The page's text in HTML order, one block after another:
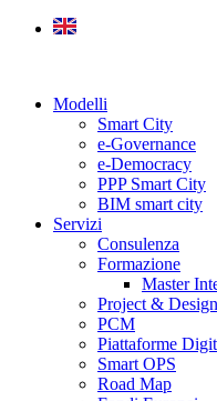
Modelli
Smart City
e-Governance
e-Democracy
PPP Smart City
BIM smart city
Servizi
Consulenza
Formazione
Master
Project & Design
PCM
Piattaforme
Smart OPS
Road Map